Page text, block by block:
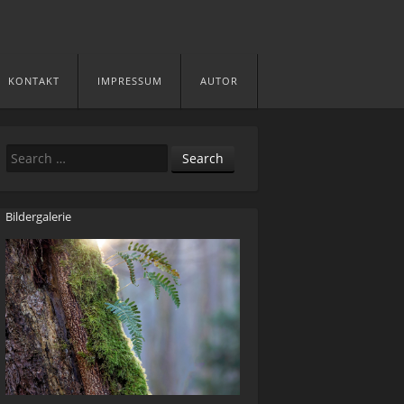
KONTAKT IMPRESSUM AUTOR
Search
Bildergalerie